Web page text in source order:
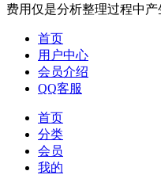
费用仅是分析整理过程中产
首页
用户中心
会员介绍
QQ客服
首页
分类
会员
我的